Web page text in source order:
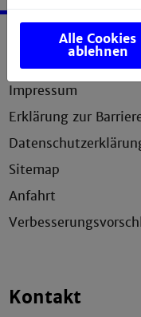
Impressum
Erklärung zur
Sitemap
Anfahrt
Kontakt
Alle Cookies
ablehnen